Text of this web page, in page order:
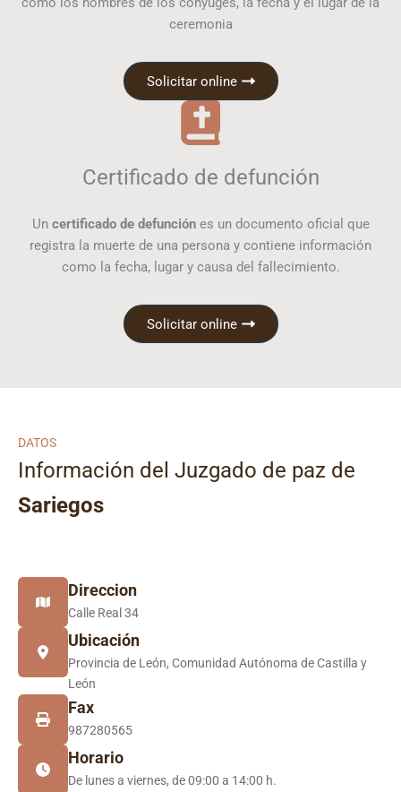
ceremonia
Solicitar online
Certificado de defunción
Un certificado de defunciónes un documento oficial que
registra la muerte de una persona y contiene información
como la fecha, lugar y causa del fallecimiento.
Solicitar online
DATOS
Información del Juzgado de paz de
Sariegos
Direccion
Calle Real 34
Ubicación
Provincia de León, Comunidad Autónoma de Castilla y
León
Fax
987280565
Horario
De lunes a viernes, de 09:00 a 14:00 h.